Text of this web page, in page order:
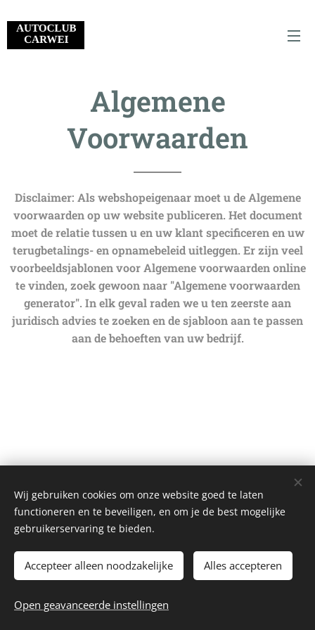
Algemene
Voorwaarden
Disclaimer: Als webshopeigenaar moet u de Algemene
voorwaarden op uw website publiceren. Het document
moet de relatie tussen u en uw klant specificeren en uw
terugbetalings- en opnamebeleid uitleggen. Er zijn veel
voorbeeldsjablonen voor Algemene voorwaarden online
te vinden, zoek gewoon naar "Algemene voorwaarden
generator". In elk geval raden we u ten zeerste aan
juridisch advies te zoeken en de sjabloon aan te passen
aan de behoeften van uw bedrijf.
Webmaster - webmaster@autoclubcarwei.nl
Wij gebruiken cookies om onze website goed te laten
functioneren en te beveiligen, en om je de best mogelijke
gebruikerservaring te bieden.
Accepteer alleen noodzakelijke Alles accepteren
Open geavanceerde instellingen